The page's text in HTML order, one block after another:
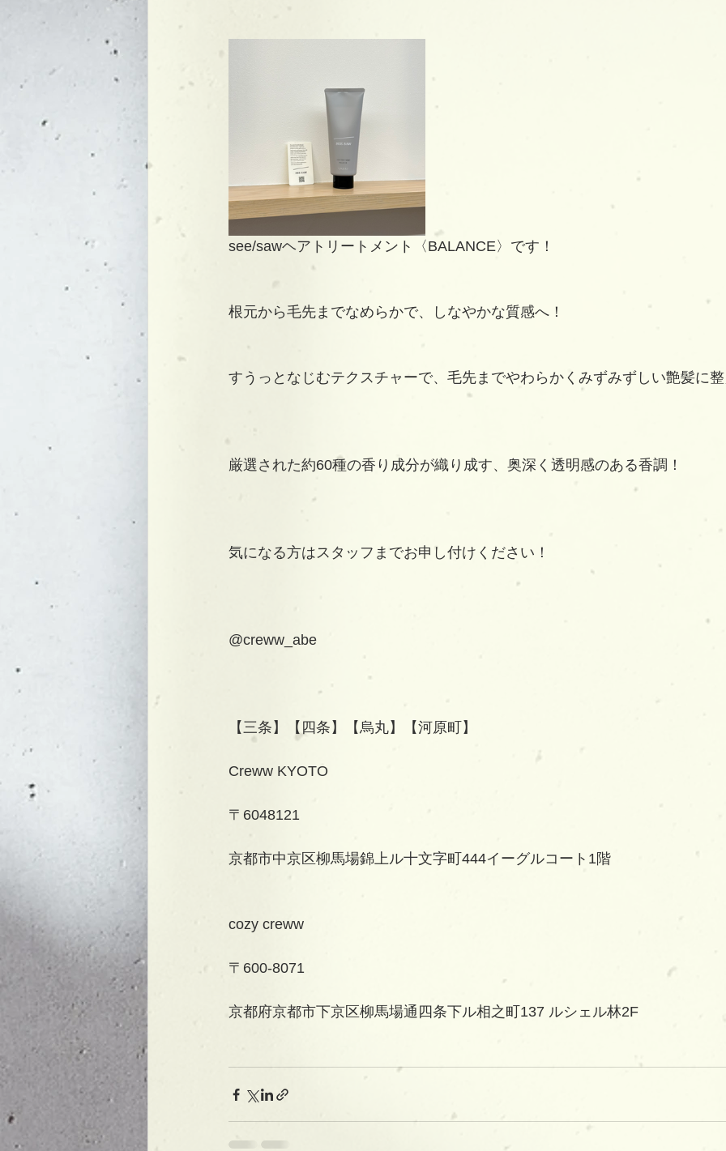
see/sawヘアトリートメント〈BALANCE〉です！
根元から毛先までなめらかで、しなやかな質感へ！
すうっとなじむテクスチャーで、毛先までやわらかくみずみずしい艶髪に
厳選された約60種の香り成分が織り成す、奥深く透明感のある香調！
気になる方はスタッフまでお申し付けください！
@creww_abe
【三条】【四条】【烏丸】【河原町】
Creww KYOTO
〒6048121
京都市中京区柳馬場錦上ル十文字町444イーグルコート1階
cozy creww
〒600-8071
京都府京都市下京区柳馬場通四条下ル相之町137 ルシェル林2F